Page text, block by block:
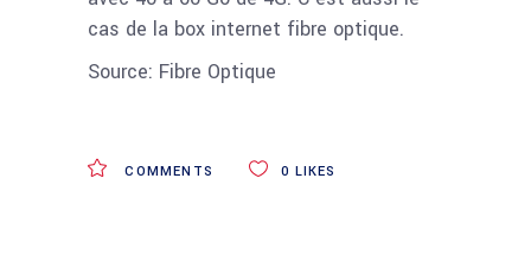
cas de la box internet fibre optique.
Source: Fibre Optique
COMMENTS 0 LIKES